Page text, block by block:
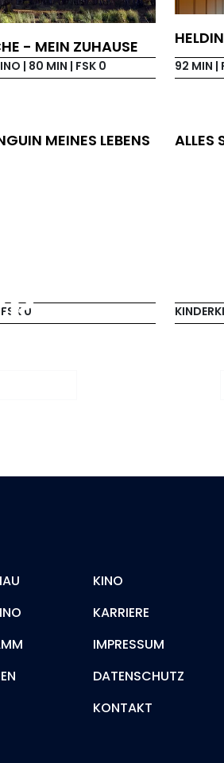
- MEIN ZUHAUSE
| 80 MIN | FSK 0
HELDIN
92 MIN |
MEINES LEBENS
0
ALLES
KINO
KARRIERE
IMPRESSUM
DATENSCHUTZ
KONTAKT